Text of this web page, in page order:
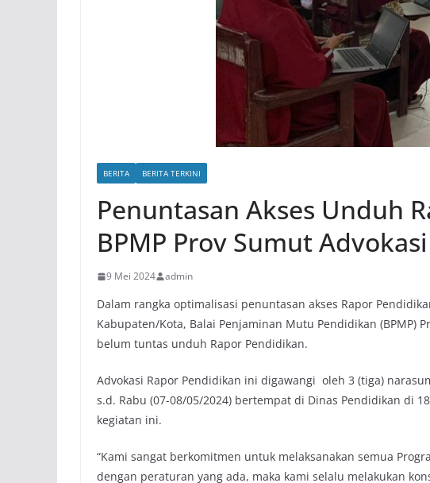
BERITA BERITA TERKINI
Penuntasan Akses Unduh
BPMP Prov Sumut
9 Mei 2024 admin
Dalam rangka optimalisasi penuntasan akses Rapor
Kabupaten/Kota, Balai Penjaminan Mutu Pendidikan (BPMP)
belum tuntas unduh Rapor Pendidikan.
Advokasi Rapor Pendidikan ini digawangi oleh 3 (tiga)
s.d. Rabu (07-08/05/2024) bertempat di Dinas Pendidikan di
kegiatan ini.
“Kami sangat berkomitmen untuk melaksanakan semua
dengan peraturan yang ada, maka kami selalu melakukan